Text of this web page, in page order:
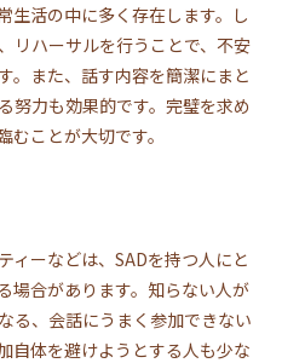
生活の中に多く存在します。し
リハーサルを行うことで、不安
。また、話す内容を簡潔にまと
努力も効果的です。完璧を求め
ことが大切です。
ィーなどは、SADを持つ人にと
場合があります。知らない人が
る、会話にうまく参加できない
自体を避けようとする人も少な